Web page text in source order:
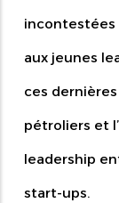
aux jeunes
ces
pétroliers et
leadership
start-ups.